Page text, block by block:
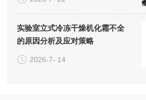
实验室立式冷冻干燥机化霜不全
的原因分析及应对策略
2026-7- 14